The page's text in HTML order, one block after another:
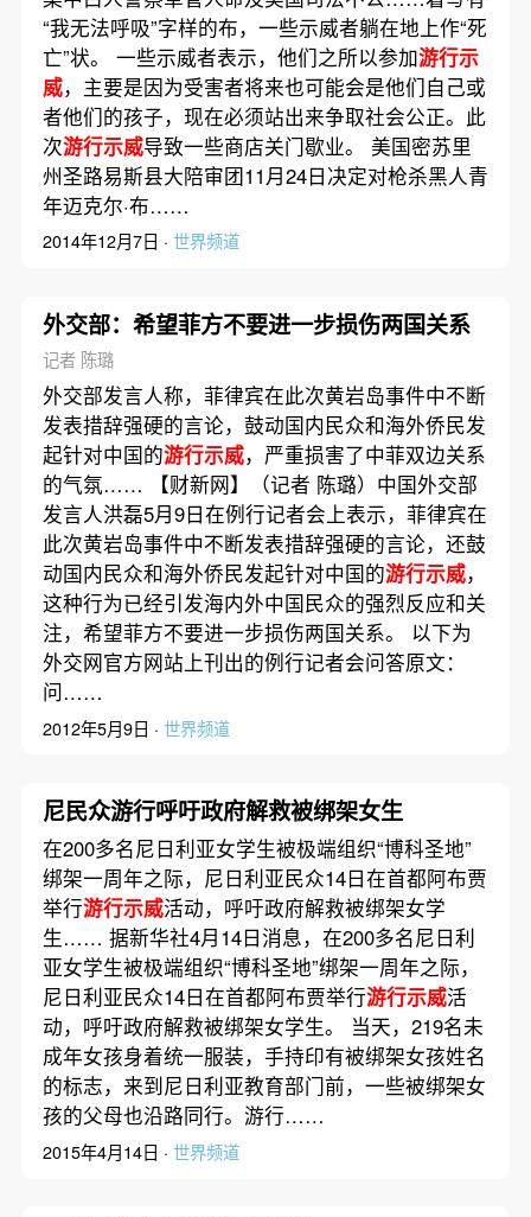
“我无法呼吸”字样的布，一些示威者躺在地上作“死
亡”状。 一些示威者表示，他们之所以参加游行示
威，主要是因为受害者将来也可能会是他们自己或
者他们的孩子，现在必须站出来争取社会公正。此
次游行示威导致一些商店关门歇业。 美国密苏里
州圣路易斯县大陪审团11月24日决定对枪杀黑人青
年迈克尔·布……
2014年12月7日 · 世界频道
外交部：希望菲方不要进一步损伤两国关系
记者 陈璐
外交部发言人称，菲律宾在此次黄岩岛事件中不断
发表措辞强硬的言论，鼓动国内民众和海外侨民发
起针对中国的游行示威，严重损害了中菲双边关系
的气氛…… 【财新网】（记者 陈璐）中国外交部
发言人洪磊5月9日在例行记者会上表示，菲律宾在
此次黄岩岛事件中不断发表措辞强硬的言论，还鼓
动国内民众和海外侨民发起针对中国的游行示威，
这种行为已经引发海内外中国民众的强烈反应和关
注，希望菲方不要进一步损伤两国关系。 以下为
外交网官方网站上刊出的例行记者会问答原文：
问……
2012年5月9日 · 世界频道
尼民众游行呼吁政府解救被绑架女生
在200多名尼日利亚女学生被极端组织“博科圣地”
绑架一周年之际，尼日利亚民众14日在首都阿布贾
举行游行示威活动，呼吁政府解救被绑架女学
生…… 据新华社4月14日消息，在200多名尼日利
亚女学生被极端组织“博科圣地”绑架一周年之际，
尼日利亚民众14日在首都阿布贾举行游行示威活
动，呼吁政府解救被绑架女学生。 当天，219名未
成年女孩身着统一服装，手持印有被绑架女孩姓名
的标志，来到尼日利亚教育部门前，一些被绑架女
孩的父母也沿路同行。游行……
2015年4月14日 · 世界频道